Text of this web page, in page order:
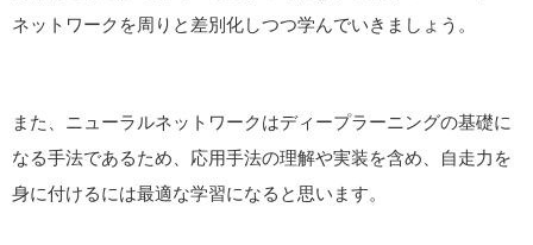
ネットワークを周りと差別化しつつ学んでいきましょう。
また、ニューラルネットワークはディープラーニングの基礎に
なる手法であるため、応用手法の理解や実装を含め、自走力を
身に付けるには最適な学習になると思います。